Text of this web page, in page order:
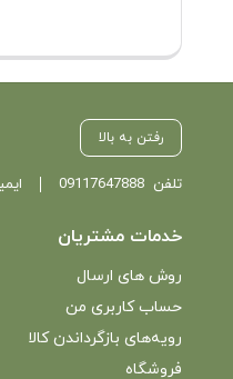
رفتن به بالا
تلفن09117647888
خدمات مشتریان
روش های ارسال
حساب کاربری من
رویه‌های بازگرداندن کالا
فروشگاه